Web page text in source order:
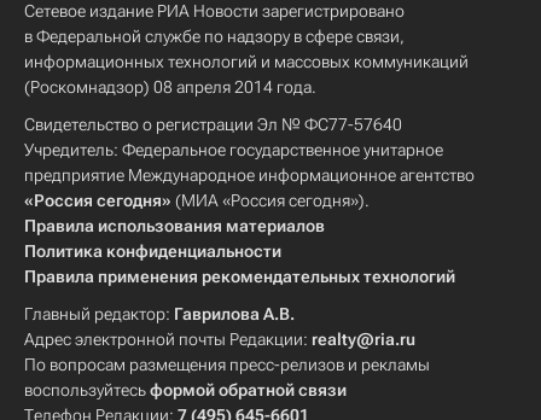
Сетевое издание РИА Новости зарегистрировано
в Федеральной службе по надзору в сфере связи,
информационных технологий и массовых коммуникаций
(Роскомнадзор) 08 апреля 2014 года.
Свидетельство о регистрации Эл № ФС77-57640
Учредитель: Федеральное государственное унитарное
предприятие Международное информационное агентство
«Россия сегодня» (МИА «Россия сегодня»).
Правила использования материалов
Политика конфиденциальности
Правила применения рекомендательных технологий
Главный редактор: Гаврилова А.В.
Адрес электронной почты Редакции: realty@ria.ru
По вопросам размещения пресс-релизов и рекламы
воспользуйтесьформой обратной связи
Телефон Редакции: 7 (495) 645-6601